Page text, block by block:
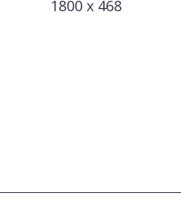
1800 x 468